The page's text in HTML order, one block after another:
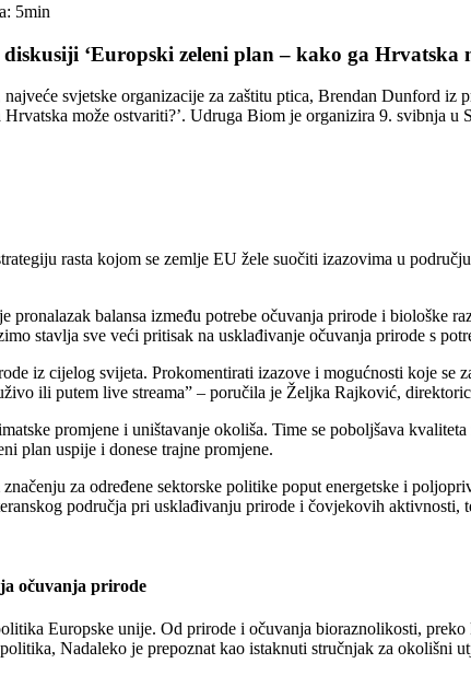
5min
‘Europski zeleni plan – kako ga Hrvatska
svjetske organizacije za zaštitu ptica, Brendan Dunford
može ostvariti?’. Udruga Biom je organizira 9. svibnja
rasta kojom se zemlje EU žele suočiti izazovima u
balansa između potrebe očuvanja prirode i biološke
stavlja sve veći pritisak na usklađivanje očuvanja prirode s
iz cijelog svijeta. Prokomentirati izazove i mogućnosti koje se
ili putem live streama” – poručila je Željka Rajković,
promjene i uništavanje okoliša. Time se poboljšava
plan uspije i donese trajne promjene.
za određene sektorske politike poput energetske i
područja pri usklađivanju prirode i čovjekovih aktivnosti,
očuvanja prirode
Europske unije. Od prirode i očuvanja bioraznolikosti,
Nadaleko je prepoznat kao istaknuti stručnjak za okolišni